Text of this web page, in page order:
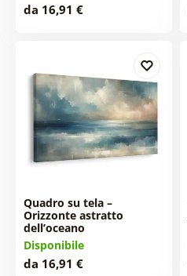
da 16,91 €
Quadro su tela –
Orizzonte astratto
dell’oceano
Disponibile
da 16,91 €